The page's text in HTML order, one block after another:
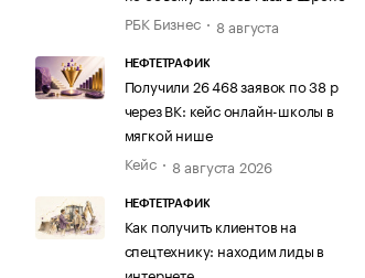
РБК Бизнес
8 августа
НЕФТЕТРАФИК
Получили 26 468 заявок по 38 р
через ВК: кейс онлайн-школы в
мягкой нише
Кейс
8 августа 2026
НЕФТЕТРАФИК
Как получить клиентов на
спецтехнику: находим лиды в